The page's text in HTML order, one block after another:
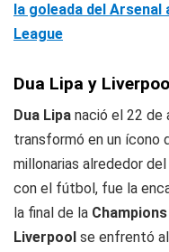
la goleada del Arsenal
League
Dua Lipa y
Dua Lipa nació el 22 de
transformó en un ícono
millonarias alrededor
con el fútbol, fue la
la final de la
Liverpool se enfrentó